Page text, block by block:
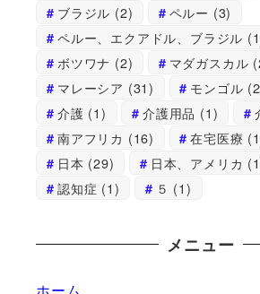
ブラジル (2) ペルー (3)
ペルー、エクアドル、ブラジル
ボツワナ (2) マダガスカル
マレーシア (31) モンゴル
介護 (1) 介護用品 (1)
南アフリカ (16) 在宅医療
日本 (29) 日本、アメリカ
認知症 (1) ５ (1)
メニュー